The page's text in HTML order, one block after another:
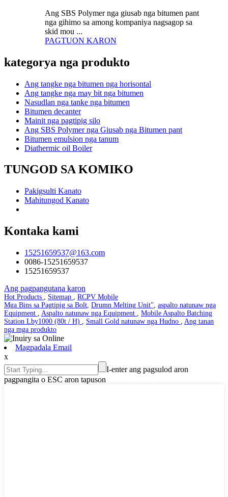
Ang SBS Polymer nga giusab nga bitumen pant
nga gihimo sa among kompaniya nagsagop sa
skid mou ...
PAGTUON KARON
kategorya nga produkto
Ang tangke nga bitumen nga horisontal
Ang tangke nga may bit nga bitumen
Nasudlan nga tanke nga bitumen
Bitumen decanter
Mainit nga pagtipig silo
Ang SBS Polymer nga Giusab nga Bitumen pant
Bitumen emulsion nga tanum
Diathermic oil Boiler
TUNGOD SA KOMIKO
Pakigsulti Kanato
Mahitungod Kanato
Kontaka kami
15251659537@163.com
0086-15251659537
15251659537
Ang pagpangutana karon
Hot Products , Sitemap , RCPV Mobile
Mga Bins sa Pagtipig sa Bolt, Drumn Melting Unit", aspalto natunaw nga
Equipment , Aspalto natunaw nga Equipment , Mobile Aspalto Batching
Station Lby1000 (80t / H) , Small Gold natunaw nga Hudno , Ang tanan
nga mga produkto
Magpadala Email
x
I-enter ang pagsulod aron
pagpangita o ESC aron tapuson